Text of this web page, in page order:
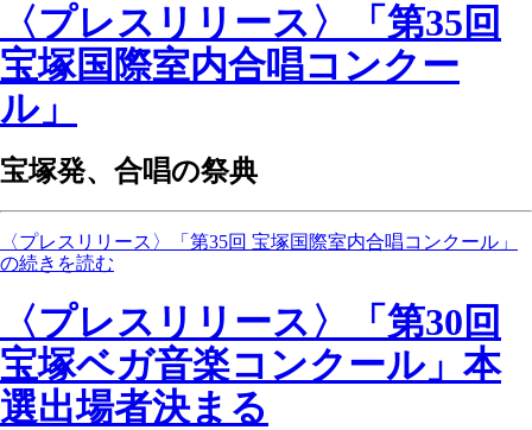
〈プレスリリース〉「第35回
宝塚国際室内合唱コンクー
ル」
宝塚発、合唱の祭典
〈プレスリリース〉「第35回 宝塚国際室内合唱コンクール」
の続きを読む
〈プレスリリース〉「第30回
宝塚ベガ音楽コンクール」本
選出場者決まる